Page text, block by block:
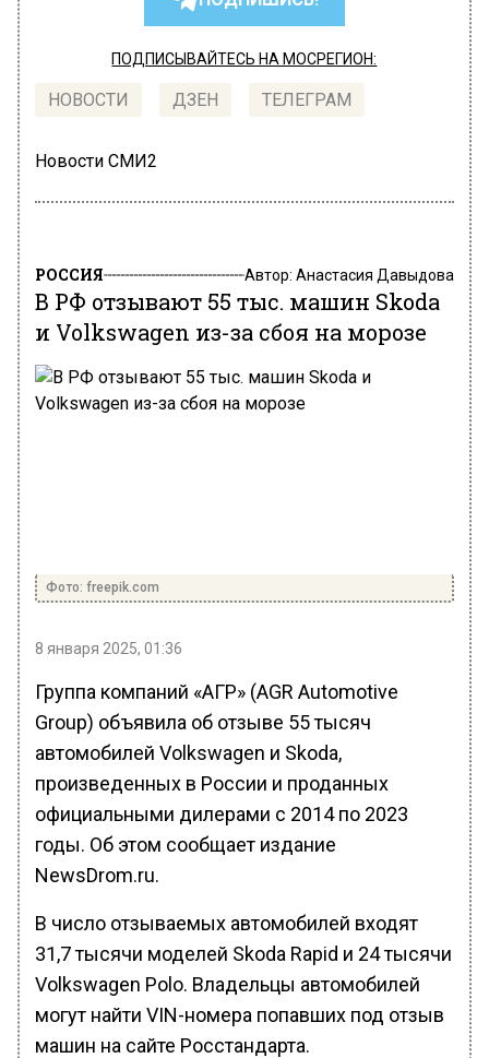
ПОДПИСЫВАЙТЕСЬ НА МОСРЕГИОН:
НОВОСТИ ДЗЕН ТЕЛЕГРАМ
Новости СМИ2
РОССИЯ Автор: Анастасия Давыдова
В РФ отзывают 55 тыс. машин Skoda
и Volkswagen из-за сбоя на морозе
Фото: freepik.com
8 января 2025, 01:36
Группа компаний «АГР» (AGR Automotive
Group) объявила об отзыве 55 тысяч
автомобилей Volkswagen и Skoda,
произведенных в России и проданных
официальными дилерами с 2014 по 2023
годы. Об этом сообщает издание
NewsDrom.ru.
В число отзываемых автомобилей входят
31,7 тысячи моделей Skoda Rapid и 24 тысячи
Volkswagen Polo. Владельцы автомобилей
могут найти VIN-номера попавших под отзыв
машин на сайте Росстандарта.